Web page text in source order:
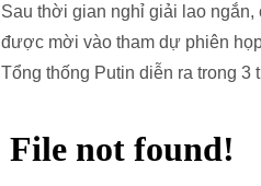
Sau thời gian nghỉ giải lao
được mời vào tham dự phiên
Tổng thống Putin diễn ra trong 3